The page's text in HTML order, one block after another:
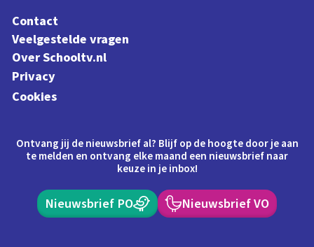
Contact
Veelgestelde vragen
Over Schooltv.nl
Privacy
Cookies
Ontvang jij de nieuwsbrief al? Blijf op de hoogte door je aan
te melden en ontvang elke maand een nieuwsbrief naar
keuze in je inbox!
Nieuwsbrief PO Nieuwsbrief VO